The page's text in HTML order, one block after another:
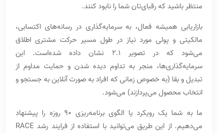
منتظر باشید که رقبای‌تان شما را نابود کنند.
بازاریابی همیشه فعال، به سرمایه‌گذاری در رسانه‌های اکتسابی،
مالکیتی و پولی مورد نیاز در طول مسیر حرکت مشتری اطلاق
می‌شود که در تصویر 2.1 نشان داده شده‌است. این
سرمایه‌گذاری‌ها، منجر به تداوم دیده شدن و حمایت مداوم از
تبدیل و بقا (به خصوص زمانی که افراد به صورت آنلاین به جستجو و
انتخاب محصول می‌پردازند) می‌شود.
ما به شما یک رویکرد یا الگوی برنامه‌ریزی 90 روزه را پیشنهاد
می‌دهیم. از این طریق می‌توانید با استفاده از فرایند رشد RACE